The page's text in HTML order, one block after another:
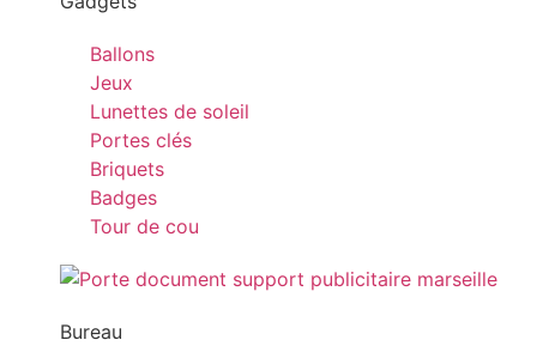
Ballons
Jeux
Lunettes de soleil
Portes clés
Briquets
Badges
Tour de cou
Bureau